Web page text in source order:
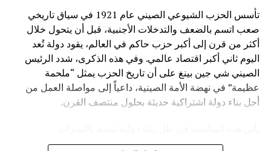
تأسس الحزب الشيوعي الصيني عام 1921 في سياق تاريخي
صعب اتسم بالضعف والتدخلات الأجنبية، قبل أن يتحول خلال
أكثر من قرن إلى أكبر حزب حاكم في العالم، يقود دولة تُعد
اليوم ثاني أكبر اقتصاد عالمي. وفي هذه الذكرى، شدد الرئيس
الصيني شي جين بينغ على أن تاريخ الحزب يمثل “ملحمة
عظيمة” في نهضة الأمة الصينية، داعياً إلى مواصلة العمل من
أجل بناء دولة اشتراكية حديثة بحلول منتصف القرن.
الجيوسياسية والتغيرات الاقتصادية، حيث تؤكد القيادة الصينية أن